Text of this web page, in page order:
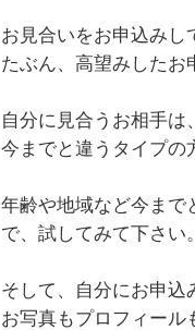
お見合いをお申込みし
たぶん、高望みしたお
自分に見合うお相手は
今までと違うタイプの
年齢や地域など今まで
で、試してみて下さい。
そして、自分にお申込
お写真もプロフィール